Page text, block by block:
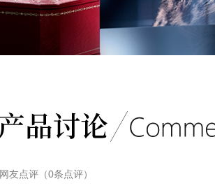
网友点评（0条点评）